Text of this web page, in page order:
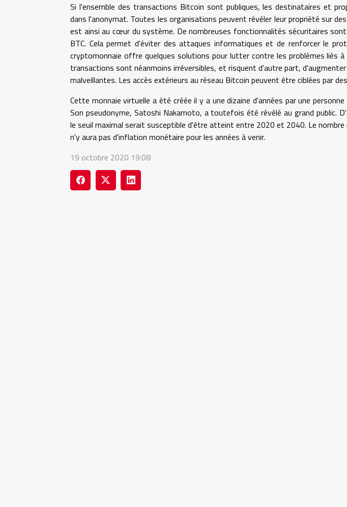
Si l'ensemble des transactions Bitcoin sont publiques, les destinataires et
dans l'anonymat. Toutes les organisations peuvent révéler leur propriété sur
est ainsi au cœur du système. De nombreuses fonctionnalités sécuritaires
BTC. Cela permet d'éviter des attaques informatiques et de renforcer le
cryptomonnaie offre quelques solutions pour lutter contre les problèmes liés à
transactions sont néanmoins irréversibles, et risquent d'autre part,
malveillantes. Les accès extérieurs au réseau Bitcoin peuvent être ciblées par
Cette monnaie virtuelle a été créée il y a une dizaine d'années par une
Son pseudonyme, Satoshi Nakamoto, a toutefois été révélé au grand public.
le seuil maximal serait susceptible d'être atteint entre 2020 et 2040. Le
n'y aura pas d'inflation monétaire pour les années à venir.
19 octobre 2020 19:08